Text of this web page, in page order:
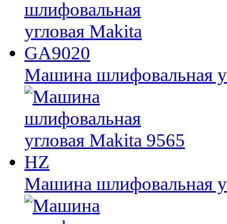
Машина шлифовальная
Машина шлифовальная